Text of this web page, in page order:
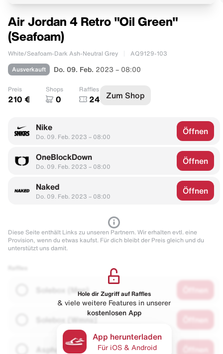
Air Jordan 4 Retro "Oil Green"
(Seafoam)
White/Seafoam-Dark Ash-Neutral Grey AQ9129-103
Ausverkauft Do. 09. Feb. 2023 – 08:00
Preis
210 €
Shops
0
Raffles
24 Zum Shop
Nike
Do. 09. Feb. 2023 – 08:00
Öffnen
OneBlockDown
Do. 09. Feb. 2023 – 08:00
Öffnen
Naked
Do. 09. Feb. 2023 – 08:00
Öffnen
Diese Seite enthält Links zu unseren Partnern. Wir erhalten evtl. eine
Provision, wenn du etwas kaufst. Für dich bleibt der Preis gleich und du
unterstützt uns damit.
Solebox (Men)
Solebox (Wmns)
Asphaltgold
Hole dir Zugriff auf Raffles
& viele weitere Features in unserer
kostenlosen App
App herunterladen
Für iOS & Android